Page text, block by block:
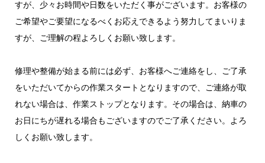
すが、少々お時間や日数をいただく事がございます。お客様の
ご希望やご要望になるべくお応えできるよう努力してまいりま
すが、ご理解の程よろしくお願い致します。
修理や整備が始まる前には必ず、お客様へご連絡をし、ご了承
をいただいてからの作業スタートとなりますので、ご連絡が取
れない場合は、作業ストップとなります。その場合は、納車の
お日にちが遅れる場合もございますのでご了承ください。よろ
しくお願い致します。